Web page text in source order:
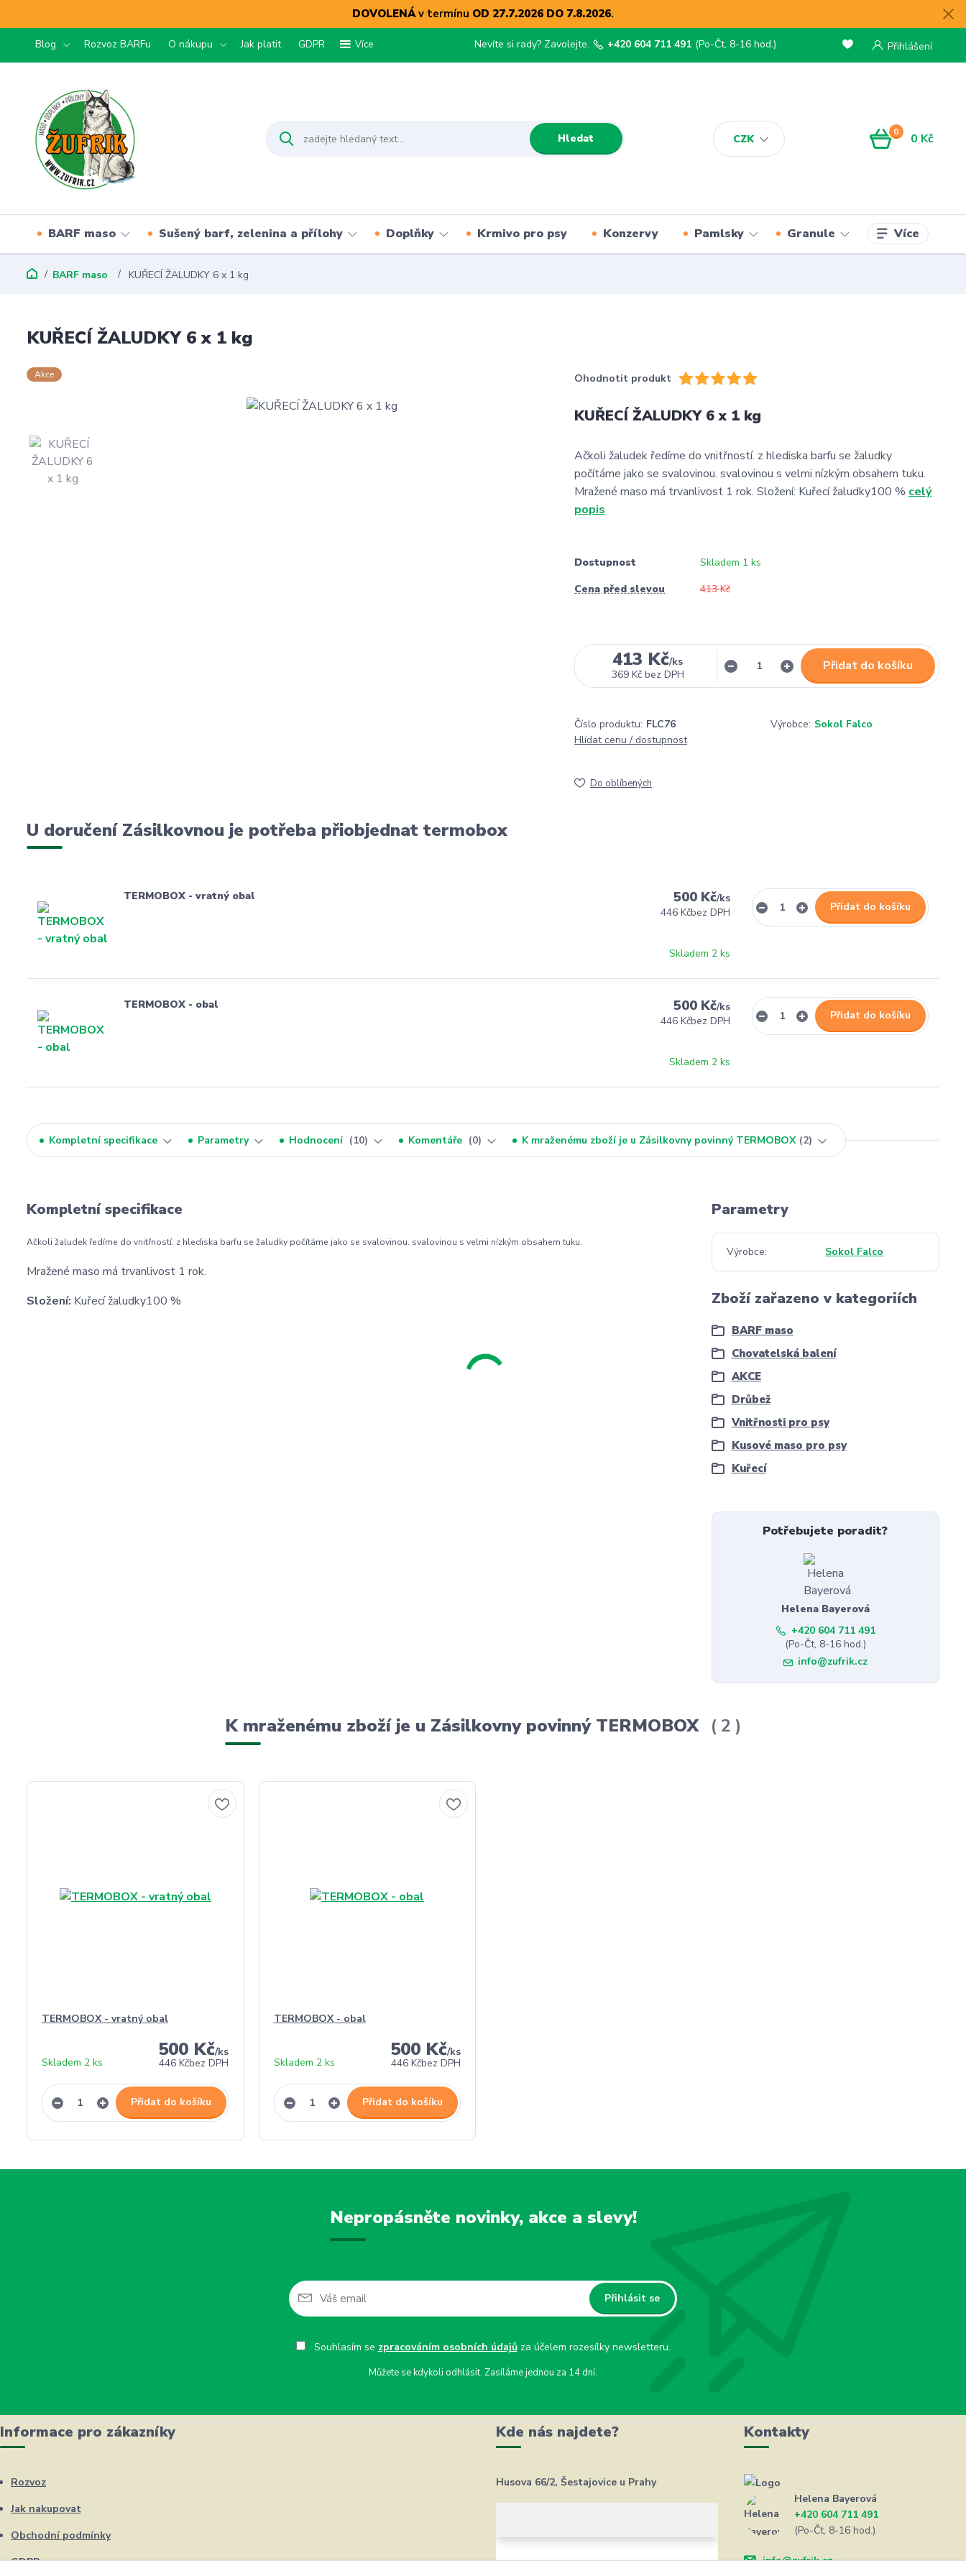
DOVOLENÁv termínu OD 27.7.2026 DO 7.8.2026.
Blog Rozvoz BARFu O nákupu Jak platit GDPR Více
CZK
Přihlášení
Hledat
Nevíte si rady? Zavolejte. +420 604 711 491 (Po-Čt, 8-16 hod.)
0 0 Kč
BARF maso Sušený barf, zelenina a přílohy Doplňky Krmivo pro psy Konzervy Pamlsky Granule Více
BARF maso KUŘECÍ ŽALUDKY 6 x 1 kg
KUŘECÍ ŽALUDKY 6 x 1 kg
Akce Ohodnotit produkt
KUŘECÍ ŽALUDKY 6 x 1 kg
Ačkoli žaludek ředíme do vnitřností. z hlediska barfu se žaludky
počítáme jako se svalovinou. svalovinou s velmi nízkým obsahem tuku.
Mražené maso má trvanlivost 1 rok. Složení: Kuřecí žaludky100 % celý
popis
Dostupnost
Skladem 1 ks
Cena před slevou
413 Kč
413 Kč/ks
369 Kč bez DPH
Přidat do košíku
Číslo produktu: FLC76 Výrobce: Sokol Falco
Hlídat cenu / dostupnost
Do oblíbených
U doručení Zásilkovnou je potřeba přiobjednat termobox
TERMOBOX - vratný obal 500 Kč/ks
446 Kčbez DPH
Skladem 2 ks
Přidat do košíku
TERMOBOX - obal 500 Kč/ks
446 Kčbez DPH
Skladem 2 ks
Přidat do košíku
Kompletní specifikace Parametry Hodnocení 10 Komentáře 0 K mraženému zboží je u Zásilkovny povinný TERMOBOX 2
Kompletní specifikace
Ačkoli žaludek ředíme do vnitřností. z hlediska barfu se žaludky počítáme jako se svalovinou. svalovinou s velmi nízkým obsahem tuku.
Mražené maso má trvanlivost 1 rok.
Složení: Kuřecí žaludky100 %
Parametry
Výrobce Sokol Falco
Zboží zařazeno v kategoriích
BARF maso
Chovatelská balení
AKCE
Drůbež
Vnitřnosti pro psy
Kusové maso pro psy
Kuřecí
Potřebujete poradit?
Helena Bayerová
+420 604 711 491
(Po-Čt, 8-16 hod.)
info@zufrik.cz
K mraženému zboží je u Zásilkovny povinný TERMOBOX 2
TERMOBOX - vratný obal
500 Kč/ks
446 Kčbez DPH
Skladem 2 ks
Přidat do košíku
TERMOBOX - obal
500 Kč/ks
446 Kčbez DPH
Skladem 2 ks
Přidat do košíku
Nepropásněte novinky, akce a slevy!
Přihlásit se
Souhlasím se zpracováním osobních údajůza účelem rozesílky newsletteru.
Můžete se kdykoli odhlásit. Zasíláme jednou za 14 dní.
Informace pro zákazníky
Rozvoz
Jak nakupovat
Obchodní podmínky
GDPR
Kde nás najdete?
Husova 66/2, Šestajovice u Prahy
Kontakty
Helena Bayerová
+420 604 711 491
(Po-Čt, 8-16 hod.)
info@zufrik.cz